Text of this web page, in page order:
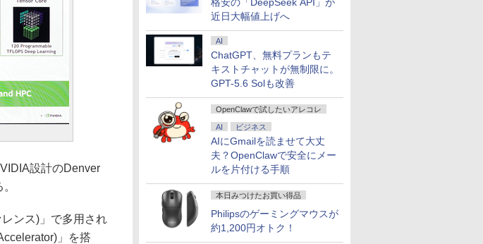
近日大幅値上げへ
AI
ChatGPT、無料プランもテ
キストチャットが無制限に。
GPT-5.6 Solも改善
OpenClawで試したいアレコレ
AI ビジネス
AIにGmailを読ませて大丈
夫？OpenClawで安全にメー
ルを片付ける手順
本日みつけたお買い得品
Philipsのゲーミングマウスが
約1,200円オトク！
設計のDenver
ンス)」で多用され
」を搭